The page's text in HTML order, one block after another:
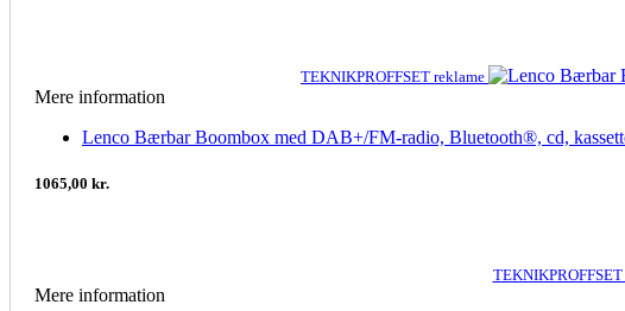
TEKNIKPROFFSET reklame
Mere information
Lenco Bærbar Boombox med DAB+/FM-radio, Bluetooth®, cd,
1065,00 kr.
Mere information